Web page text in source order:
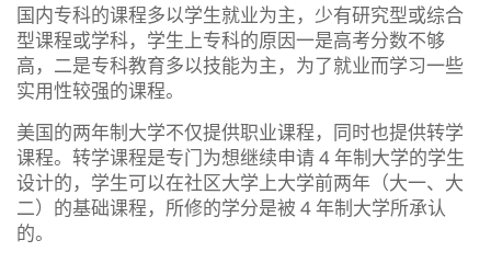
国内专科的课程多以学生就业为主，少有研究型或综合
型课程或学科，学生上专科的原因一是高考分数不够
高，二是专科教育多以技能为主，为了就业而学习一些
实用性较强的课程。
美国的两年制大学不仅提供职业课程，同时也提供转学
课程。转学课程是专门为想继续申请 4 年制大学的学生
设计的，学生可以在社区大学上大学前两年（大一、大
二）的基础课程，所修的学分是被 4 年制大学所承认
的。